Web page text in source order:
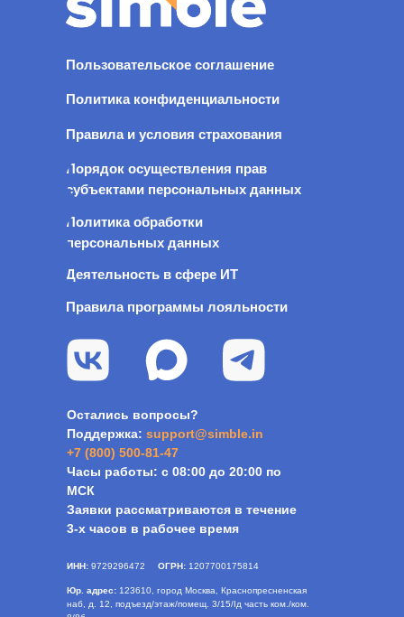
ИНН: 9729296472 ОГРН: 1207700175814
Юр. адрес: 123610, город Москва, Краснопресненская
наб, д. 12, подъезд/этаж/помещ. 3/15/Iд часть ком./ком.
Остались вопросы?
Поддержка: support@simble.in
+7 (800) 500-81-47
Часы работы: с 08:00 до 20:00 по
МСК
Заявки рассматриваются в течение
3-х часов в рабочее время
Пользовательское соглашение
Политика конфиденциальности
Правила и условия страхования
Порядок осуществления прав
субъектами персональных данных
Политика обработки
персональных данных
Деятельность в сфере ИТ
Правила программы лояльности